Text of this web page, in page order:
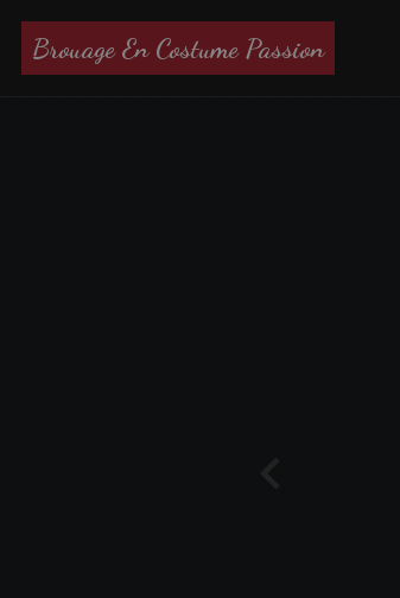
Brouage En Costume Passion